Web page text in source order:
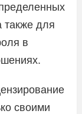
также для
в
своими